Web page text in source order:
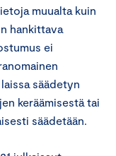
muualta kuin
hankittava
ei
säädetyn
keräämisestä tai
säädetään.